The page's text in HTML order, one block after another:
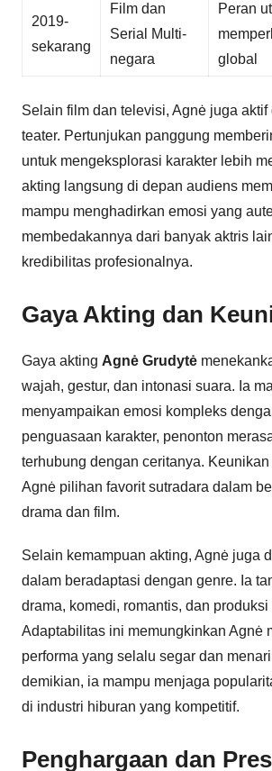
2019-
sekarang
Film dan
Serial Multi-
negara
Peran
global
Selain film dan televisi, Agnė juga aktif
teater. Pertunjukan panggung
untuk mengeksplorasi karakter lebih
akting langsung di depan audiens
mampu menghadirkan emosi yang
membedakannya dari banyak aktris
kredibilitas profesionalnya.
Gaya Akting dan
Gaya akting Agnė Grudytė
wajah, gestur, dan intonasi suara. Ia
menyampaikan emosi kompleks
penguasaan karakter, penonton
terhubung dengan ceritanya.
Agnė pilihan favorit sutradara dalam
drama dan film.
Selain kemampuan akting, Agnė juga
dalam beradaptasi dengan genre. Ia
drama, komedi, romantis, dan
Adaptabilitas ini memungkinkan Agnė
performa yang selalu segar dan
demikian, ia mampu menjaga
di industri hiburan yang kompetitif.
Penghargaan dan